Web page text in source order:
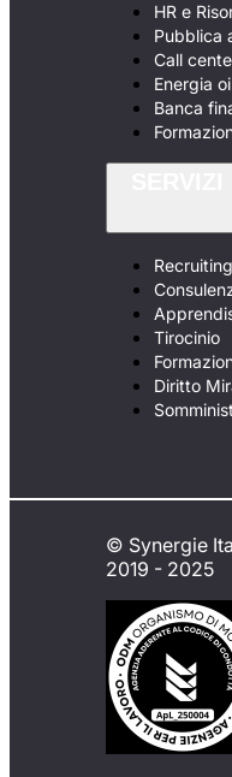
HR e
Pubblica
Call
Energia
Banca
Recruiting
Tirocinio
Diritto
© Synergie
2019 - 2025